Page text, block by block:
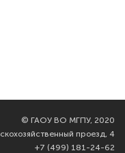
© ГАОУ ВО МГПУ, 2020
проезд, 4
+7 (499) 181-24-62